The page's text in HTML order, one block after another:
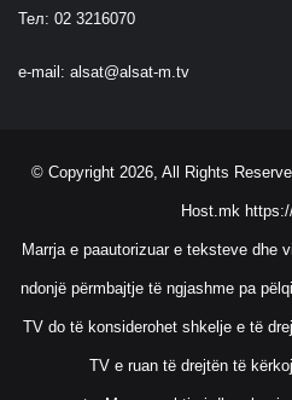
Тел: 02 3216070
e-mail: alsat@alsat-m.tv
© Copyright 2026, All Rights
Host.mk
Marrja e paautorizuar e teksteve dhe
ndonjë përmbajtje të ngjashme pa
TV do të konsiderohet shkelje e të
TV e ruan të drejtën të